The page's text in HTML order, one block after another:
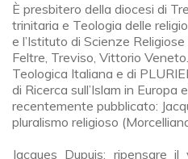
È presbitero della diocesi di
trinitaria e Teologia delle
e l’Istituto di Scienze
Feltre, Treviso, Vittorio
Teologica Italiana e di
di Ricerca sull’Islam in Europa
recentemente pubblicato:
pluralismo religioso
Jacques Dupuis: ripensare